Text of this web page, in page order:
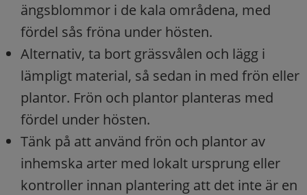
ängsblommor i de kala områdena, med
fördel sås fröna under hösten.
Alternativ, ta bort grässvålen och lägg i
lämpligt material, så sedan in med frön eller
plantor. Frön och plantor planteras med
fördel under hösten.
Tänk på att använd frön och plantor av
inhemska arter med lokalt ursprung eller
kontroller innan plantering att det inte är en